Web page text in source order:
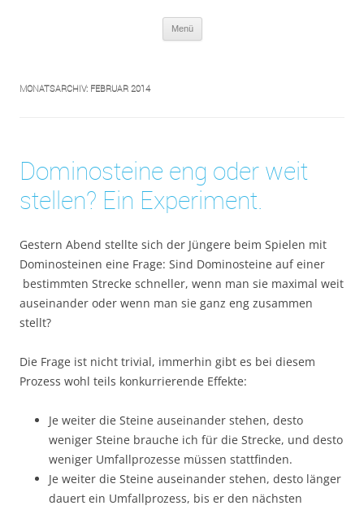
Menü
MONATSARCHIV: FEBRUAR 2014
Dominosteine eng oder weit
stellen? Ein Experiment.
Gestern Abend stellte sich der Jüngere beim Spielen mit
Dominosteinen eine Frage: Sind Dominosteine auf einer
bestimmten Strecke schneller, wenn man sie maximal weit
auseinander oder wenn man sie ganz eng zusammen
stellt?
Die Frage ist nicht trivial, immerhin gibt es bei diesem
Prozess wohl teils konkurrierende Effekte:
Je weiter die Steine auseinander stehen, desto
weniger Steine brauche ich für die Strecke, und desto
weniger Umfallprozesse müssen stattfinden.
Je weiter die Steine auseinander stehen, desto länger
dauert ein Umfallprozess, bis er den nächsten